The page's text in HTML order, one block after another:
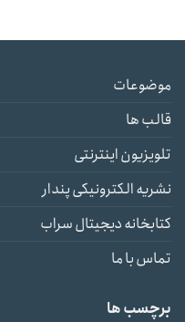
موضوعات
قالب ها
تلویزیون اینترنتی
نشریه الکترونیکی پندار
کتابخانه دیجیتال سراب
تماس با ما
برچسب ها